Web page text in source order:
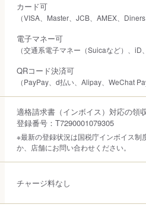
カード可
（VISA、Master、JCB、AMEX、
電子マネー可
（交通系電子マネー（Suicaなど）、iD
QRコード決済可
（PayPay、d払い、Alipay、WeChat
適格請求書（インボイス）対応の領
登録番号：T7290001079305
※最新の登録状況は国税庁インボイス制
か、店舗にお問い合わせください。
チャージ料なし